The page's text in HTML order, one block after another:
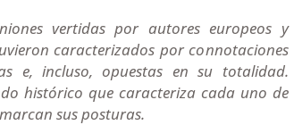
vertidas por autores europeos y
caracterizados por connotaciones
e, incluso, opuestas en su totalidad.
histórico que caracteriza cada uno de
sus posturas.